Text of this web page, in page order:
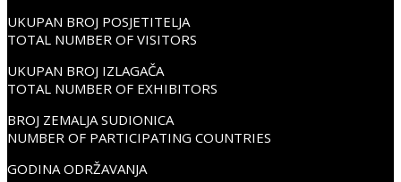
UKUPAN BROJ POSJETITELJA
TOTAL NUMBER OF VISITORS
UKUPAN BROJ IZLAGAČA
TOTAL NUMBER OF EXHIBITORS
BROJ ZEMALJA SUDIONICA
NUMBER OF PARTICIPATING COUNTRIES
GODINA ODRŽAVANJA